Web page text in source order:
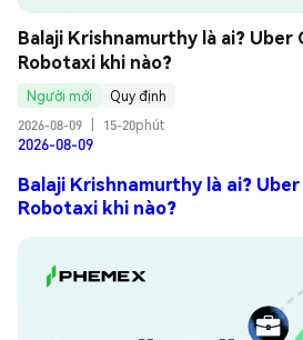
Balaji Krishnamurthy là ai? Uber
Robotaxi khi nào?
Người mới
Quy định
2026-08-09
15-20phút
2026-08-09
Balaji Krishnamurthy là ai?
Robotaxi khi nào?